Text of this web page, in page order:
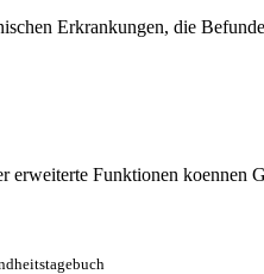
Erkrankungen, die
erweiterte Funktionen koennen